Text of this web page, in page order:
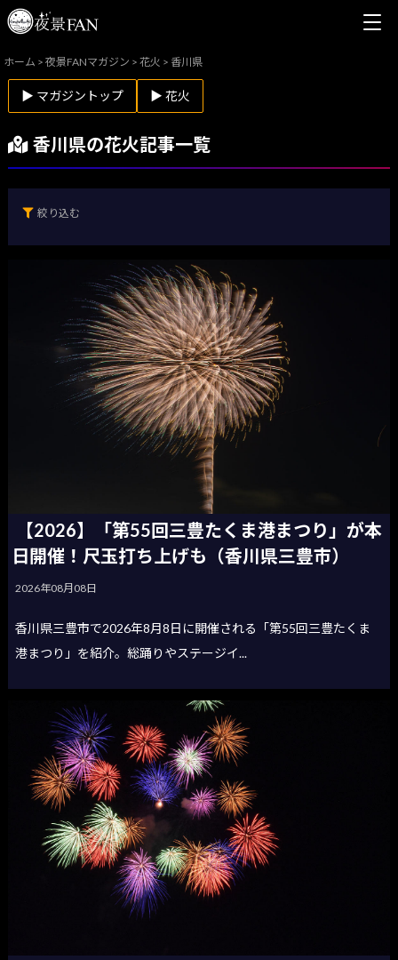
ホーム >夜景FANマガジン >花火 > 香川県
▶ マガジントップ ▶ 花火
香川県の花火記事一覧
絞り込む
【2026】「第55回三豊たくま港まつり」が本
日開催！尺玉打ち上げも（香川県三豊市）
2026年08月08日
香川県三豊市で2026年8月8日に開催される「第55回三豊たくま
港まつり」を紹介。総踊りやステージイ...